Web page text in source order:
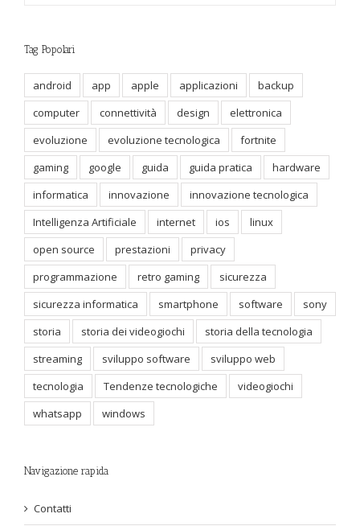
Tag Popolari
android app apple applicazioni
backup
computer
connettività design
elettronica
evoluzione
evoluzione tecnologica
fortnite
gaming
google guida guida pratica
hardware
informatica
innovazione
innovazione tecnologica
Intelligenza Artificiale
internet ios
linux
open source
prestazioni
privacy
programmazione
retro gaming
sicurezza
sicurezza informatica
smartphone software
sony
storia
storia dei videogiochi
storia della tecnologia
streaming
sviluppo software
sviluppo web
tecnologia
Tendenze tecnologiche
videogiochi
whatsapp
windows
Navigazione rapida
Contatti